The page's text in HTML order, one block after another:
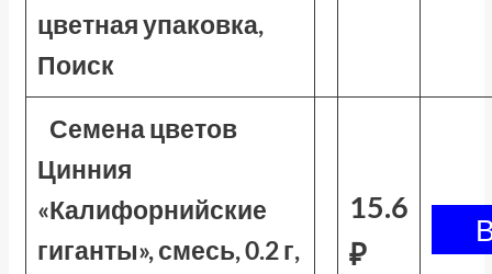
цветная упаковка,
Поиск
Семена цветов
Цинния
«Калифорнийские
гиганты», смесь, 0.2 г,
15.6
₽